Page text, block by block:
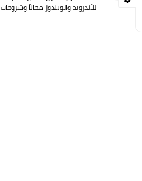
للأندرويد والويندوز مجاناً